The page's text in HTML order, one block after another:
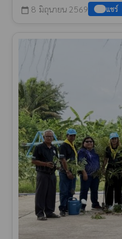
calendar_today 8 มิถุนายน 2569 แชร์